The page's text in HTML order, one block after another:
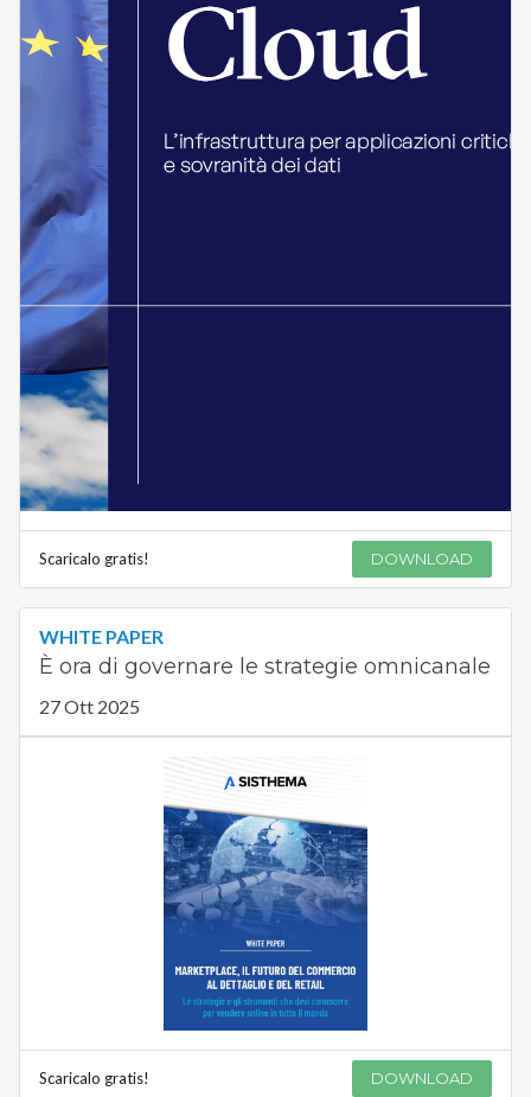
Scaricalo gratis! DOWNLOAD
WHITE PAPER
È ora di governare le strategie omnicanale
27 Ott 2025
Scaricalo gratis! DOWNLOAD